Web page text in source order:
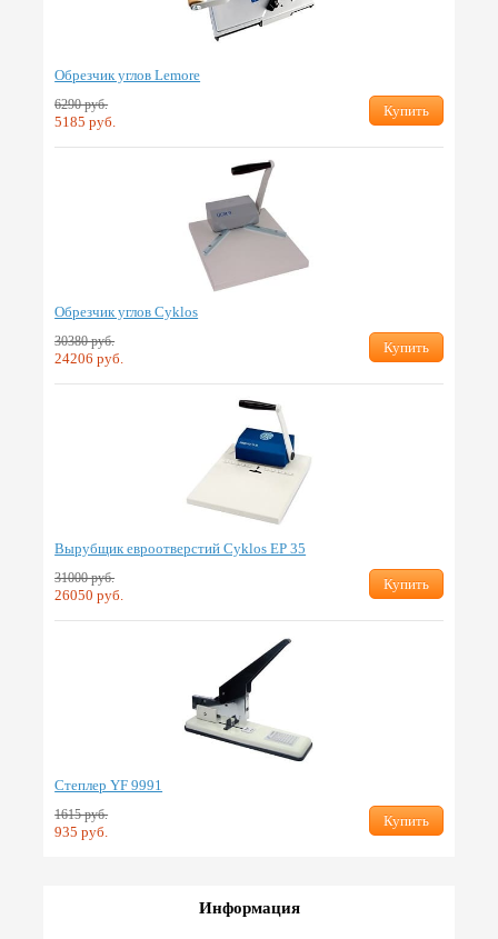
Обрезчик углов Lemore
6290 руб.
5185 руб.
Купить
Обрезчик углов Cyklos
30380 руб.
24206 руб.
Купить
Вырубщик евроотверстий Cyklos EP 35
31000 руб.
26050 руб.
Купить
Степлер YF 9991
1615 руб.
935 руб.
Купить
Информация